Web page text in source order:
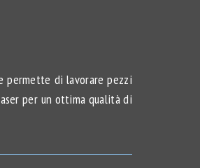
permette di lavorare pezzi
per un ottima qualità di